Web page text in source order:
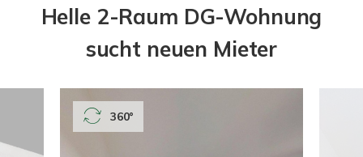
Helle 2-Raum DG-Wohnung
sucht neuen Mieter
360°